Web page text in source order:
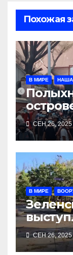
Похожая
В МИРЕ
СЕН 26, 2025
В МИРЕ
рубеж
СЕН 26, 2025